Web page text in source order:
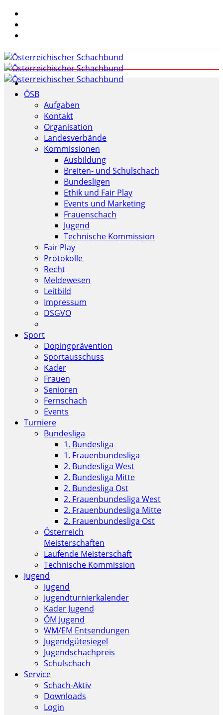
ÖSB
Aufgaben
Kontakt
Organisation
Landesverbände
Kommissionen
Ausbildung
Breiten- und Schulschach
Bundesligen
Ethik und Fair Play
Events und Marketing
Frauenschach
Jugend
Technische Kommission
Fair Play
Protokolle
Recht
Meldewesen
Leitbild
Impressum
DSGVO
Sport
Dopingprävention
Sportausschuss
Kader
Frauen
Senioren
Fernschach
Events
Turniere
Bundesliga
1. Bundesliga
1. Frauenbundesliga
2. Bundesliga West
2. Bundesliga Mitte
2. Bundesliga Ost
2. Frauenbundesliga West
2. Frauenbundesliga Mitte
2. Frauenbundesliga Ost
Österreich
Meisterschaften
Laufende Meisterschaft
Technische Kommission
Jugend
Jugend
Jugendturnierkalender
Kader Jugend
ÖM Jugend
WM/EM Entsendungen
Jugendgütesiegel
Jugendschachpreis
Schulschach
Service
Schach-Aktiv
Downloads
Login